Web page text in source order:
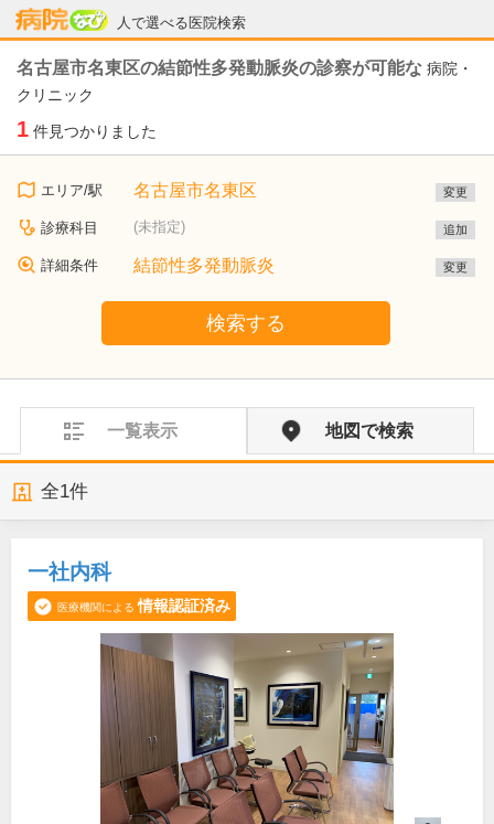
人で選べる医院検索
病院なび
名古屋市名東区の結節性多発動脈炎の診察が可能な 病院・
クリニック
1 件見つかりました
エリア/駅 名古屋市名東区 変更
診療科目 (未指定) 追加
詳細条件 結節性多発動脈炎 変更
検索する
一覧表示 地図で検索
全1件
一社内科
医療機関による 情報認証済み